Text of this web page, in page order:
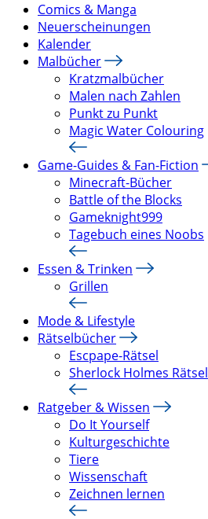
Comics & Manga
Neuerscheinungen
Kalender
Malbücher
Kratzmalbücher
Malen nach Zahlen
Punkt zu Punkt
Magic Water Colouring
Game-Guides & Fan-Fiction
Minecraft-Bücher
Battle of the Blocks
Gameknight999
Tagebuch eines Noobs
Essen & Trinken
Grillen
Mode & Lifestyle
Rätselbücher
Escpape-Rätsel
Sherlock Holmes Rätsel
Ratgeber & Wissen
Do It Yourself
Kulturgeschichte
Tiere
Wissenschaft
Zeichnen lernen